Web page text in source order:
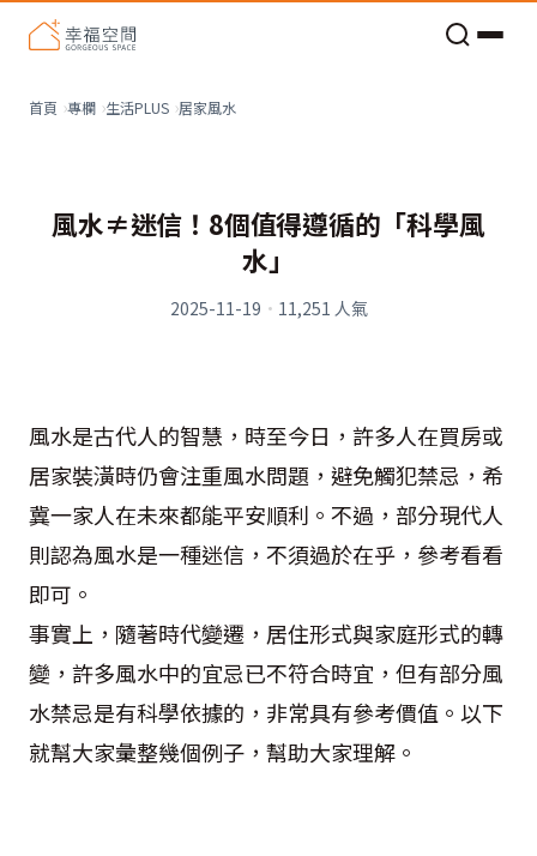
首頁 專欄 生活PLUS 居家風水
風水≠迷信！8個值得遵循的「科學風
水」
2025-11-19 · 11,251 人氣
風水是古代人的智慧，時至今日，許多人在買房或
居家裝潢時仍會注重風水問題，避免觸犯禁忌，希
冀一家人在未來都能平安順利。不過，部分現代人
則認為風水是一種迷信，不須過於在乎，參考看看
即可。
事實上，隨著時代變遷，居住形式與家庭形式的轉
變，許多風水中的宜忌已不符合時宜，但有部分風
水禁忌是有科學依據的，非常具有參考價值。以下
就幫大家彙整幾個例子，幫助大家理解。